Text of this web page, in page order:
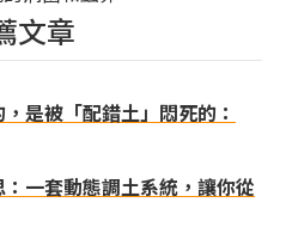
文章
是被「配錯土」悶死的：
一套動態調土系統，讓你從